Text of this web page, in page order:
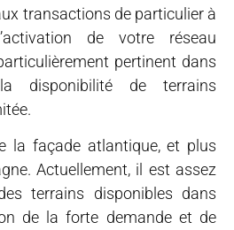
transactions de particulier à
de votre réseau
pertinent dans
disponibilité de terrains
la façade atlantique, et plus
Actuellement, il est assez
terrains disponibles dans
de la forte demande et de